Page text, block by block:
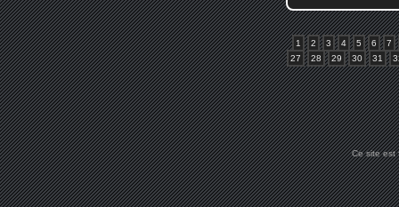
1 2 3 4 5 6
7
27
28 29 30 31
Ce site est